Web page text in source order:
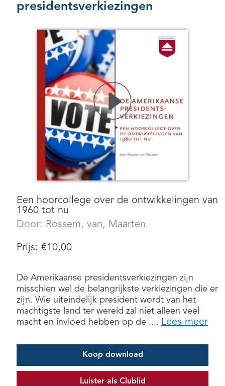
presidentsverkiezingen
Een hoorcollege over de ontwikkelingen van
1960 tot nu
Door: Rossem, van, Maarten
Prijs: €10,00
De Amerikaanse presidentsverkiezingen zijn
misschien wel de belangrijkste verkiezingen die er
zijn. Wie uiteindelijk president wordt van het
machtigste land ter wereld zal niet alleen veel
macht en invloed hebben op de .... Lees meer
Koop download
Luister als Clublid